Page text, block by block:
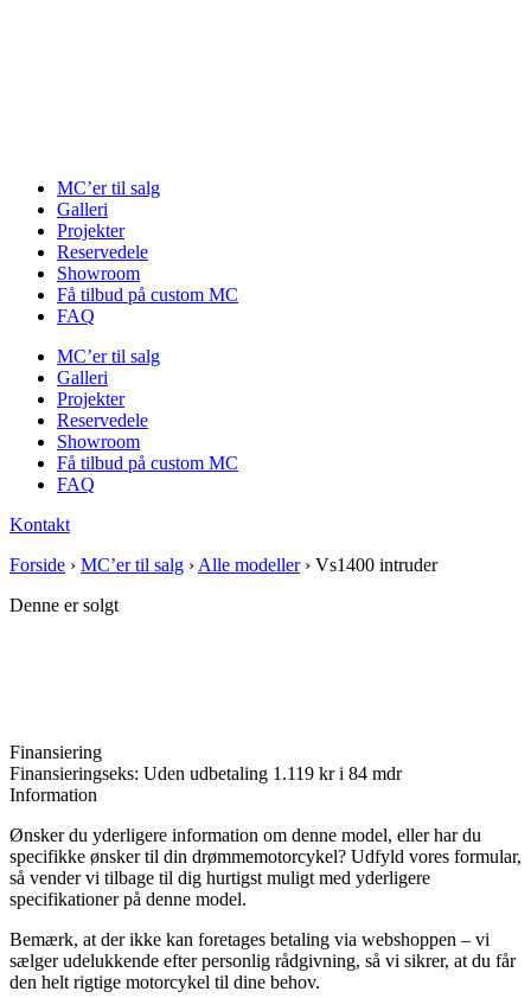
MC’er til salg
Galleri
Projekter
Reservedele
Showroom
Få tilbud på custom MC
FAQ
MC’er til salg
Galleri
Projekter
Reservedele
Showroom
Få tilbud på custom MC
FAQ
Kontakt
Forside › MC’er til salg › Alle modeller› Vs1400 intruder
Denne er solgt
Finansiering
Finansieringseks: Uden udbetaling 1.119 kr i 84 mdr
Information
Ønsker du yderligere information om denne model, eller har du
specifikke ønsker til din drømmemotorcykel? Udfyld vores formular,
så vender vi tilbage til dig hurtigst muligt med yderligere
specifikationer på denne model.
Bemærk, at der ikke kan foretages betaling via webshoppen – vi
sælger udelukkende efter personlig rådgivning, så vi sikrer, at du får
den helt rigtige motorcykel til dine behov.